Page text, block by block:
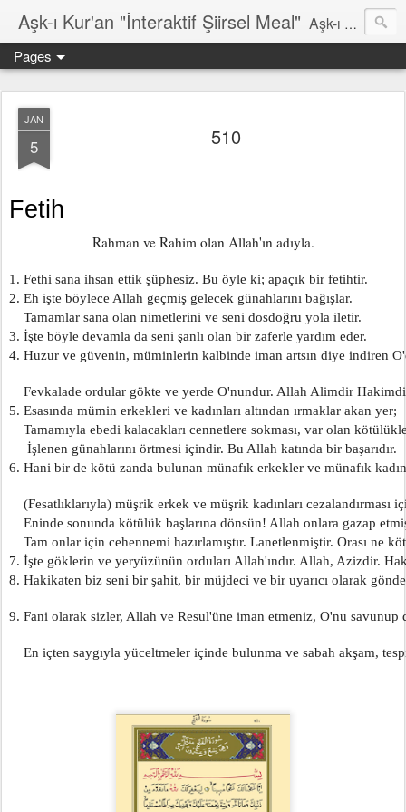
Aşk-ı Kur'an "İnteraktif Şiirsel Meal" Aşk-ı Kur'an; Orjinali, devrin tüm şiirlerini ortadan kaldırıp, kendine özgün şiirsel ahengiyle, tahta oturan Kur'an'ı Kerim'dir. Bu çalışma ise şiir tadında, ama şiir olduğu iddaa edilmeyen özgün bir mealidir. Şiir, şairin kendine göre hissettiği, şiir okuyucunun da kendine göre haz aldığı özgün bir duygusal bütünlüktür. İnteraktif Kuran'ı Kerim Meali, işiten herkese kendine has ruhsal bir bütünlük verir.
Pages
JAN
5 510
Fetih
Rahman ve Rahim olan Allah'ın adıyla.
1. Fethi sana ihsan ettik şüphesiz. Bu öyle ki; apaçık bir fetihtir.
2. Eh işte böylece Allah geçmiş gelecek günahlarını bağışlar.
Tamamlar sana olan nimetlerini ve seni dosdoğru yola iletir.
3. İşte böyle devamla da seni şanlı olan bir zaferle yardım eder.
4. Huzur ve güvenin, müminlerin kalbinde iman artsın diye indiren
Fevkalade ordular gökte ve yerde O'nundur. Allah Alimdir
5. Esasında mümin erkekleri ve kadınları altından ırmaklar akan yer;
Tamamıyla ebedi kalacakları cennetlere sokması, var olan
İşlenen günahlarını örtmesi içindir. Bu Allah katında bir başarıdır.
6. Hani bir de kötü zanda bulunan münafık erkekler ve münafık
(Fesatlıklarıyla) müşrik erkek ve müşrik kadınları cezalandırması
Eninde sonunda kötülük başlarına dönsün! Allah onlara gazap
Tam onlar için cehennemi hazırlamıştır. Lanetlenmiştir. Orası ne
7. İşte göklerin ve yeryüzünün orduları Allah'ındır. Allah, Azizdir.
8. Hakikaten biz seni bir şahit, bir müjdeci ve bir uyarıcı olarak
9. Fani olarak sizler, Allah ve Resul'üne iman etmeniz, O'nu savunup
En içten saygıyla yüceltmeler içinde bulunma ve sabah akşam,